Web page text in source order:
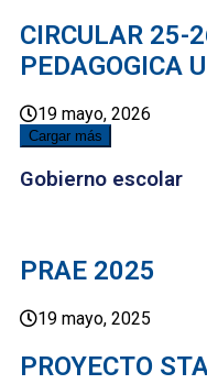
CIRCULAR 25-
PEDAGOGICA
19 mayo, 2026
Cargar más
Gobierno escolar
PRAE 2025
19 mayo, 2025
PROYECTO